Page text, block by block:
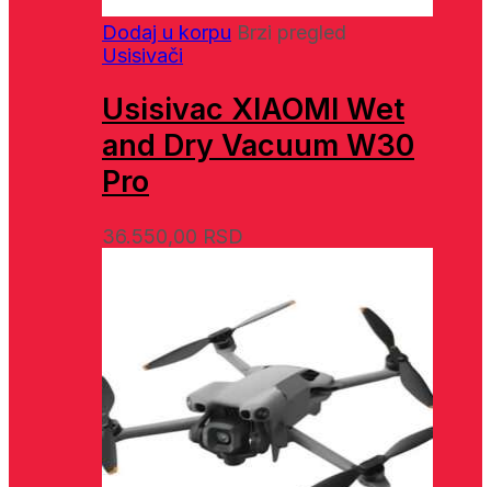
Dodaj u korpu Brzi pregled
Usisivači
Usisivac XIAOMI Wet
and Dry Vacuum W30
Pro
36.550,00 RSD